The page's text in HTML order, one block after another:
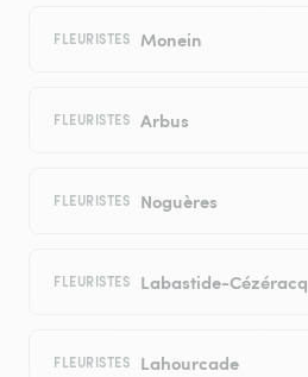
FLEURISTES Monein
FLEURISTES Arbus
FLEURISTES Noguères
FLEURISTES Labastide-Cézéracq
FLEURISTES Lahourcade